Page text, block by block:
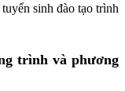
sinh đào tạo trình
trình và phương